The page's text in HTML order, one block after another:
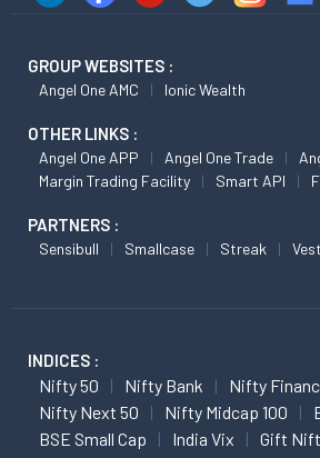
GROUP WEBSITES :
Angel One AMC Ionic Wealth
OTHER LINKS :
Angel One APP Angel One Trade
Margin Trading Facility
Smart API
PARTNERS :
Sensibull Smallcase Streak
INDICES :
Nifty 50 Nifty Bank
Nifty
Nifty Next 50
Nifty Midcap 100
BSE Small Cap
India Vix Gift